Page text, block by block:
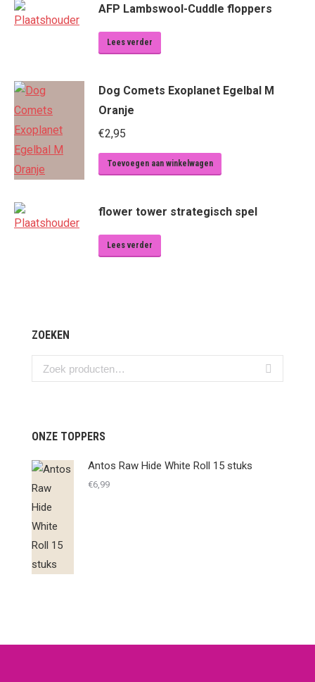
AFP Lambswool-Cuddle floppers
Lees verder
Dog Comets Exoplanet Egelbal M
Oranje
€2,95
Toevoegen aan winkelwagen
flower tower strategisch spel
Lees verder
ZOEKEN
ONZE TOPPERS
Antos Raw Hide White Roll 15 stuks
€6,99